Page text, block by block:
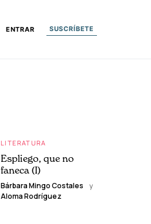
ENTRAR SUSCRÍBETE
LITERATURA
Espliego, que no
faneca (I)
Bárbara Mingo Costales
y
Aloma Rodríguez